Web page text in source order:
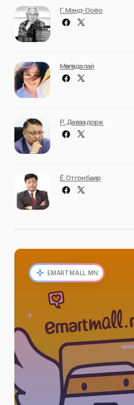
Г. Мэнд-Ооёо
Мөнгөндалай
Р. Даваадорж
Ё. Отгонбаяр
EMARTMALL.MN